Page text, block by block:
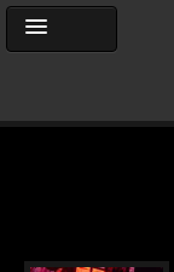
Aller
au
contenu